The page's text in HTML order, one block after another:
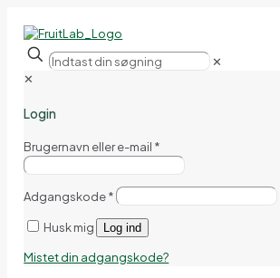
✕
✕
Login
Brugernavn eller e-mail *
Adgangskode*
Husk mig Log ind
Mistet din adgangskode?